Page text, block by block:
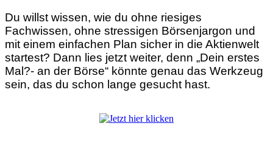
Du willst wissen, wie du ohne riesiges
Fachwissen, ohne stressigen Börsenjargon und
mit einem einfachen Plan sicher in die Aktienwelt
startest? Dann lies jetzt weiter, denn „Dein erstes
Mal?- an der Börse“ könnte genau das Werkzeug
sein, das du schon lange gesucht hast.